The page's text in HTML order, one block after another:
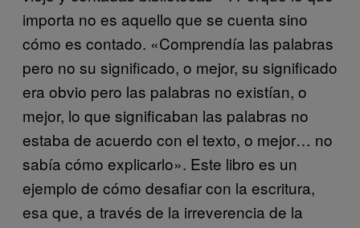
importa no es aquello que se cuenta sino
cómo es contado. «Comprendía las palabras
pero no su significado, o mejor, su significado
era obvio pero las palabras no existían, o
mejor, lo que significaban las palabras no
estaba de acuerdo con el texto, o mejor… no
sabía cómo explicarlo». Este libro es un
ejemplo de cómo desafiar con la escritura,
esa que, a través de la irreverencia de la